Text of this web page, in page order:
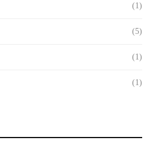
(1)
(5)
(1)
(1)